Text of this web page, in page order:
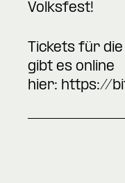
Volksfest!
Tickets für
gibt es online
hier: https://